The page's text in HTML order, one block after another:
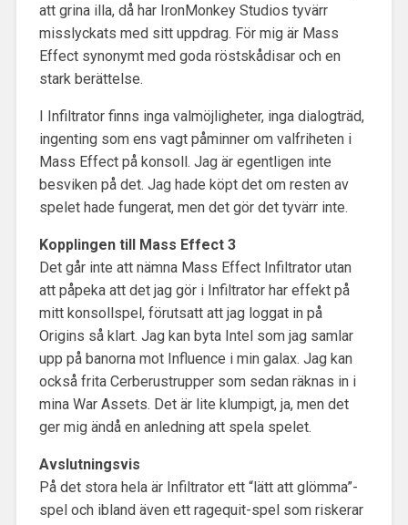
att grina illa, då har IronMonkey Studios tyvärr
misslyckats med sitt uppdrag. För mig är Mass
Effect synonymt med goda röstskådisar och en
stark berättelse.
I Infiltrator finns inga valmöjligheter, inga dialogträd,
ingenting som ens vagt påminner om valfriheten i
Mass Effect på konsoll. Jag är egentligen inte
besviken på det. Jag hade köpt det om resten av
spelet hade fungerat, men det gör det tyvärr inte.
Kopplingen till Mass Effect 3
Det går inte att nämna Mass Effect Infiltrator utan
att påpeka att det jag gör i Infiltrator har effekt på
mitt konsollspel, förutsatt att jag loggat in på
Origins så klart. Jag kan byta Intel som jag samlar
upp på banorna mot Influence i min galax. Jag kan
också frita Cerberustrupper som sedan räknas in i
mina War Assets. Det är lite klumpigt, ja, men det
ger mig ändå en anledning att spela spelet.
Avslutningsvis
På det stora hela är Infiltrator ett “lätt att glömma”-
spel och ibland även ett ragequit-spel som riskerar